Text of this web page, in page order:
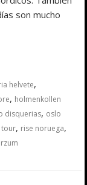
son mucho
helvete,
, holmenkollen
disquerias, oslo
tour, rise noruega,